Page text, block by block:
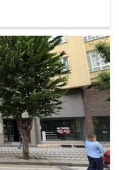
kişilere ve
KVK Kanunu’nda
alınarak
getirilecek;
bu
gereklilikler de
faaliyetleri
İŞLENME
İşlenmesi